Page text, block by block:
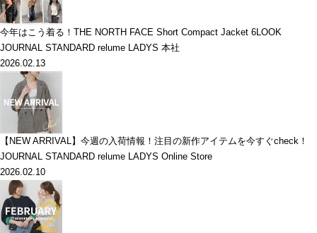
今年はこう着る！THE NORTH FACE Short Compact Jacket 6LOOK
JOURNAL STANDARD relume LADYS 本社
2026.02.13
【NEW ARRIVAL】今週の入荷情報！注目の新作アイテムを今すぐcheck！
JOURNAL STANDARD relume LADYS Online Store
2026.02.10